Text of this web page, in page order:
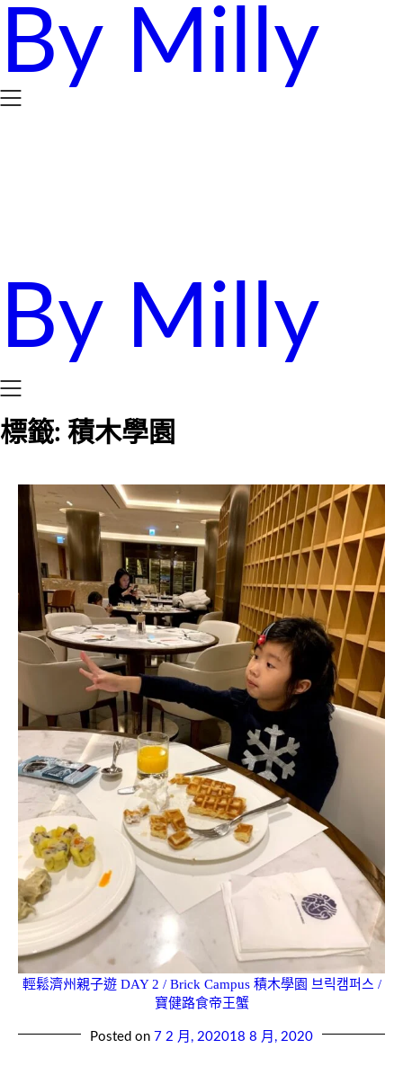
Skip
content
By Milly
By Milly
標籤: 積木學園
輕鬆濟州親子遊 DAY 2 / Brick Campus 積木學園 브릭캠퍼스 /
寶健路食帝王蟹
Posted on 7 2 月, 202018 8 月, 2020